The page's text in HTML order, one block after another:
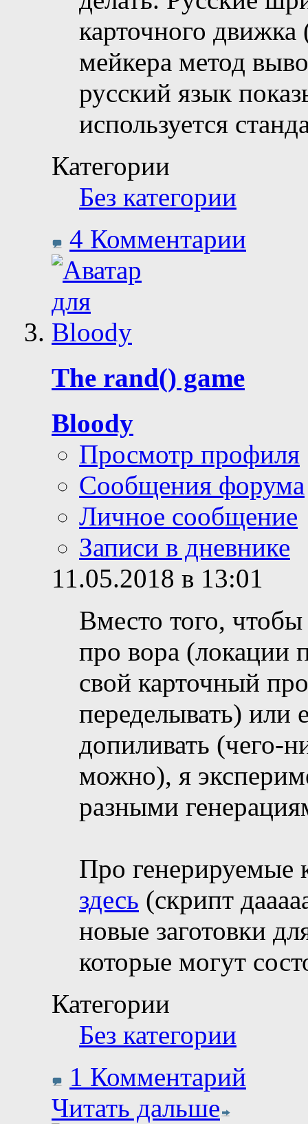
карточного
мейкера метод
русский язык
используется
Категории
Без категории
4 Комментарии
The rand() game
Bloody
Просмотр профиля
Сообщения форума
Личное сообщение
Записи в дневнике
11.05.2018 в 13:01
Вместо того,
про вора (локации
свой карточный
переделывать) или
допиливать (чего-
можно), я
разными
Про генерируемые
здесь (скрипт
новые заготовки
которые могут
Категории
Без категории
1 Комментарий
Читать дальше